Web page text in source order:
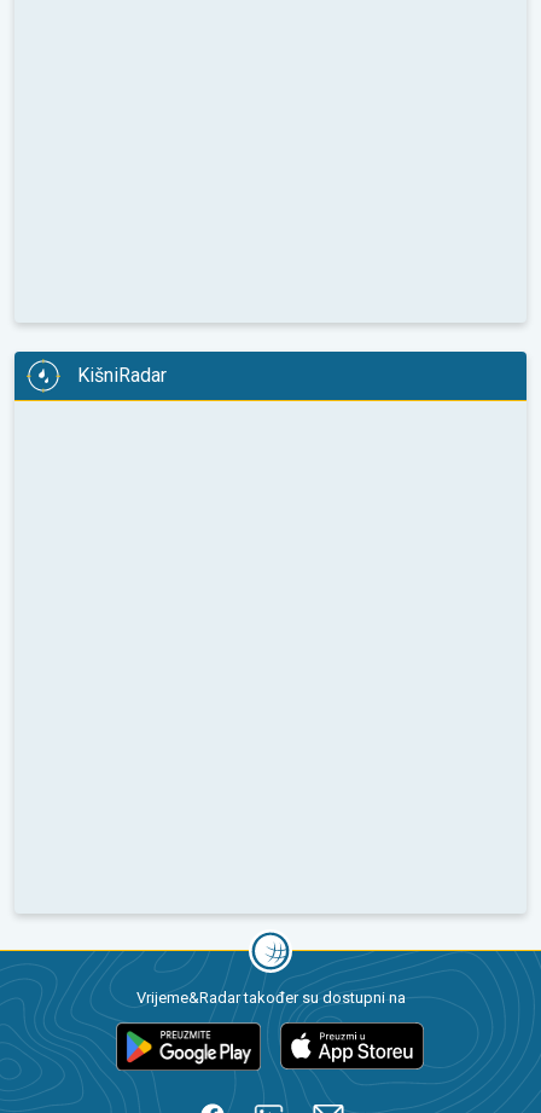
KišniRadar
Vrijeme&Radar također su dostupni na